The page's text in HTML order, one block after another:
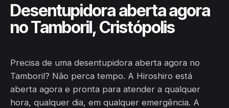
Desentupidora aberta agora
no Tamboril, Cristópolis
Precisa de uma desentupidora aberta agora no
Tamboril? Não perca tempo. A Hiroshiro está
aberta agora e pronta para atender a qualquer
hora, qualquer dia, em qualquer emergência. A